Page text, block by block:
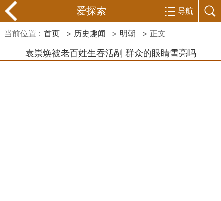
爱探索 导航
当前位置： 首页 > 历史趣闻 > 明朝 > 正文
袁崇焕被老百姓生吞活剐 群众的眼睛雪亮吗